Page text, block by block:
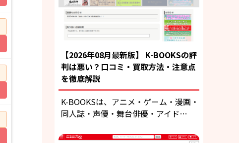
【2026年08月最新版】 K-BOOKSの評
判は悪い？口コミ・買取方法・注意点
を徹底解説
K-BOOKSは、アニメ・ゲーム・漫画・
同人誌・声優・舞台俳優・アイド…